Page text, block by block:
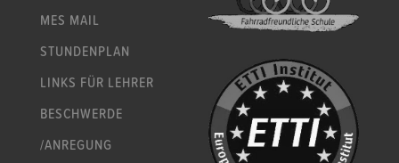
MES MAIL
STUNDENPLAN
LINKS FÜR LEHRER
BESCHWERDE
/ANREGUNG